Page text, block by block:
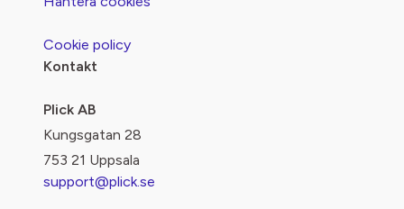
Cookie policy
Kontakt
Plick AB
Kungsgatan 28
753 21 Uppsala
support@plick.se